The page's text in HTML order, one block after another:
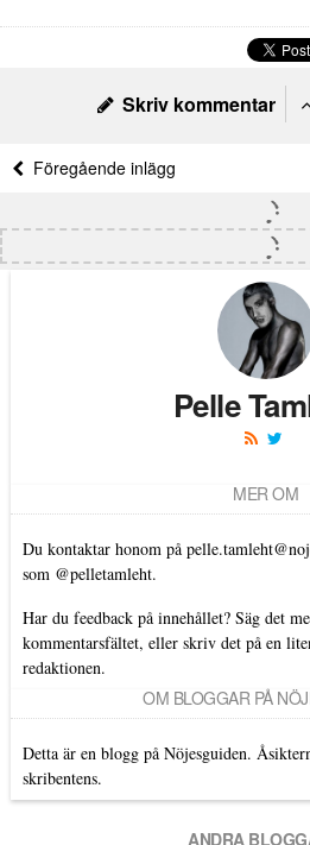
Skriv kommentar
Föregående inlägg
Pelle
MER OM
Du kontaktar honom på
som @pelletamleht.
Har du feedback på innehållet? Säg det
kommentarsfältet, eller skriv det på en
redaktionen.
OM BLOGGAR PÅ
Detta är en blogg på Nöjesguiden.
skribentens.
ANDRA